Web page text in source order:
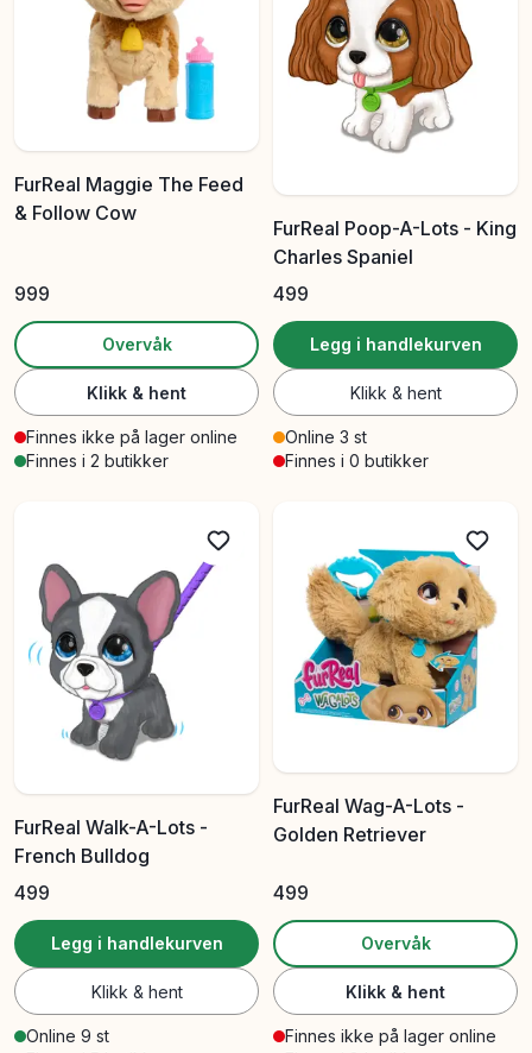
FurReal Maggie The Feed
& Follow Cow
999
Overvåk
Klikk & hent
Finnes ikke på lager online
Finnes i 2 butikker
FurReal Poop-A-Lots - King
Charles Spaniel
499
Legg i handlekurven
Klikk & hent
Online 3 st
Finnes i 0 butikker
FurReal Walk-A-Lots -
French Bulldog
499
Legg i handlekurven
Klikk & hent
Online 9 st
FurReal Wag-A-Lots -
Golden Retriever
499
Overvåk
Klikk & hent
Finnes ikke på lager online